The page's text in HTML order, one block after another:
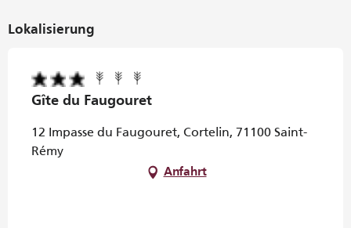
Lokalisierung
Gîte du Faugouret
12 Impasse du Faugouret, Cortelin, 71100 Saint-
Rémy
Anfahrt